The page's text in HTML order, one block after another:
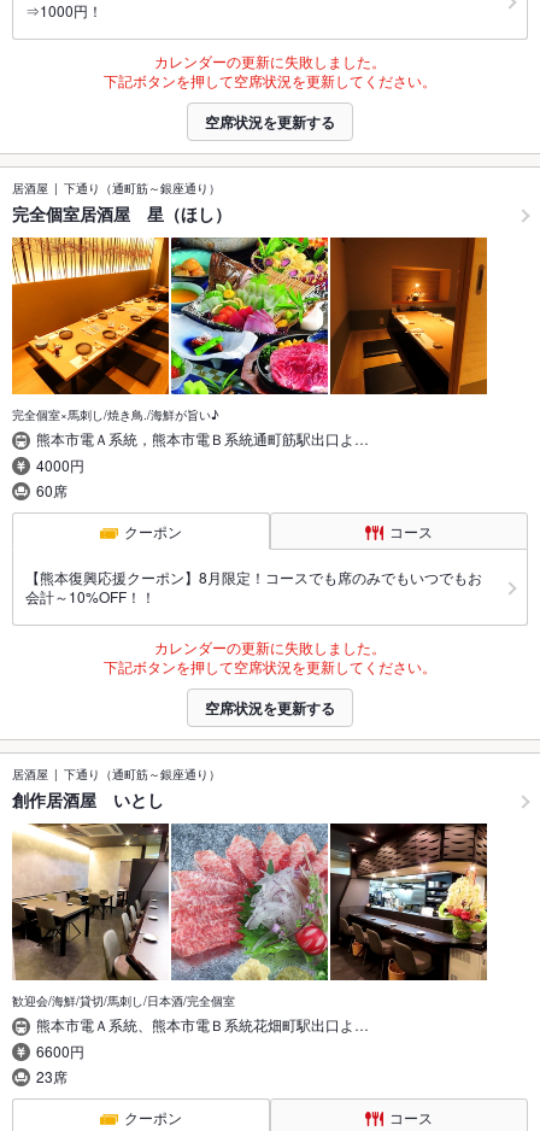
⇒1000円！
カレンダーの更新に失敗しました。
下記ボタンを押して空席状況を更新してください。
空席状況を更新する
居酒屋 下通り（通町筋～銀座通り）
完全個室居酒屋 星（ほし）
完全個室×馬刺し/焼き鳥./海鮮が旨い♪
熊本市電Ａ系統，熊本市電Ｂ系統通町筋駅出口よ…
4000円
60席
クーポン コース
【熊本復興応援クーポン】8月限定！コースでも席のみでもいつでもお
会計～10%OFF！！
カレンダーの更新に失敗しました。
下記ボタンを押して空席状況を更新してください。
空席状況を更新する
居酒屋 下通り（通町筋～銀座通り）
創作居酒屋 いとし
歓迎会/海鮮/貸切/馬刺し/日本酒/完全個室
熊本市電Ａ系統、熊本市電Ｂ系統花畑町駅出口よ…
6600円
23席
クーポン コース